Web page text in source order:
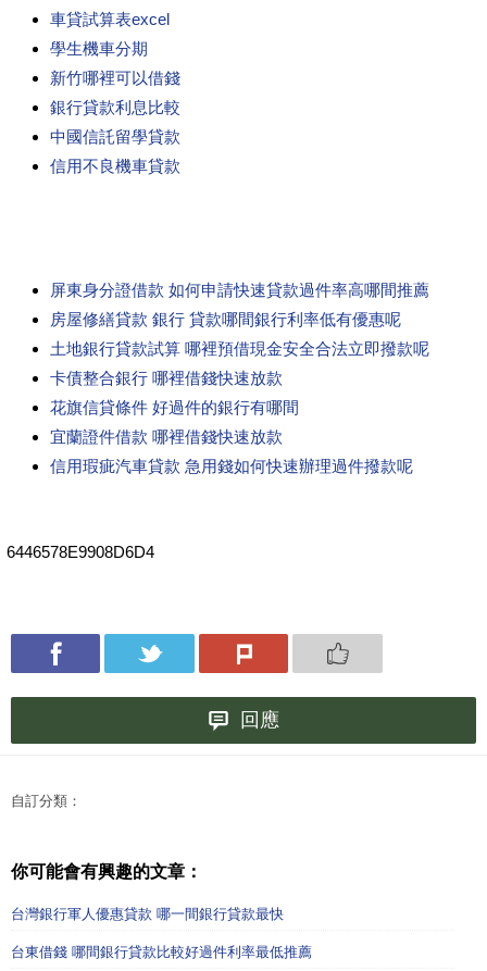
車貸試算表excel
學生機車分期
新竹哪裡可以借錢
銀行貸款利息比較
中國信託留學貸款
信用不良機車貸款
屏東身分證借款 如何申請快速貸款過件率高哪間推薦
房屋修繕貸款 銀行 貸款哪間銀行利率低有優惠呢
土地銀行貸款試算 哪裡預借現金安全合法立即撥款呢
卡債整合銀行 哪裡借錢快速放款
花旗信貸條件 好過件的銀行有哪間
宜蘭證件借款 哪裡借錢快速放款
信用瑕疵汽車貸款 急用錢如何快速辦理過件撥款呢
6446578E9908D6D4
回應
自訂分類：
你可能會有興趣的文章：
台灣銀行軍人優惠貸款 哪一間銀行貸款最快
台東借錢 哪間銀行貸款比較好過件利率最低推薦